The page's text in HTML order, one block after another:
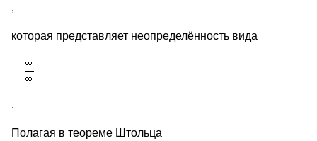
,
которая представляет неопределённость вида
.
Полагая в теореме Штольца